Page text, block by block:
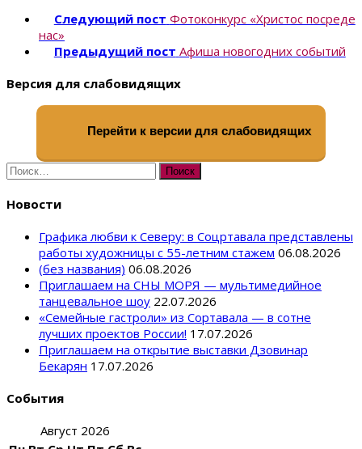
Следующий пост Фотоконкурс «Христос посреде
нас»
Предыдущий пост Афиша новогодних событий
Версия для слабовидящих
Перейти к версии для слабовидящих
Найти:
Новости
Графика любви к Северу: в Соцртавала представлены
работы художницы с 55-летним стажем 06.08.2026
(без названия) 06.08.2026
Приглашаем на СНЫ МОРЯ — мультимедийное
танцевальное шоу 22.07.2026
«Семейные гастроли» из Сортавала — в сотне
лучших проектов России! 17.07.2026
Приглашаем на открытие выставки Дзовинар
Бекарян 17.07.2026
События
Август 2026